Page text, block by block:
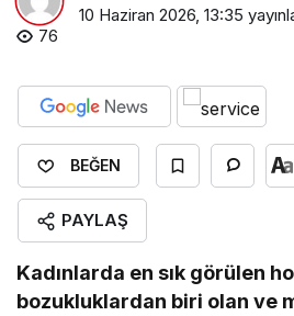
10 Haziran 2026, 13:35
76
BEĞEN
PAYLAŞ
Kadınlarda en sık görülen
bozukluklardan biri olan ve